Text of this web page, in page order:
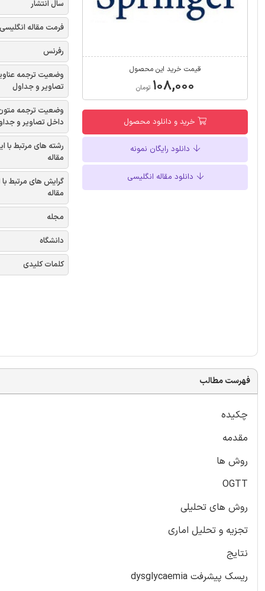
قیمت خرید این محصول
۱۰۸,۰۰۰ تومان
خرید و دانلود محصول
دانلود رایگان نمونه
دانلود مقاله انگلیسی
سال انتشار
فرمت مقاله انگلیسی
رفرنس
وضعیت ترجمه
تصاویر و جداول
وضعیت ترجمه
داخل تصاویر و
رشته های مرتبط با
مقاله
گرایش های مرتبط با
مقاله
مجله
دانشگاه
کلمات کلیدی
فهرست مطالب
چکیده
مقدمه
روش ها
OGTT
روش های تحلیلی
تجزیه و تحلیل اماری
نتایج
ریسک پیشرفت dysglycaemia